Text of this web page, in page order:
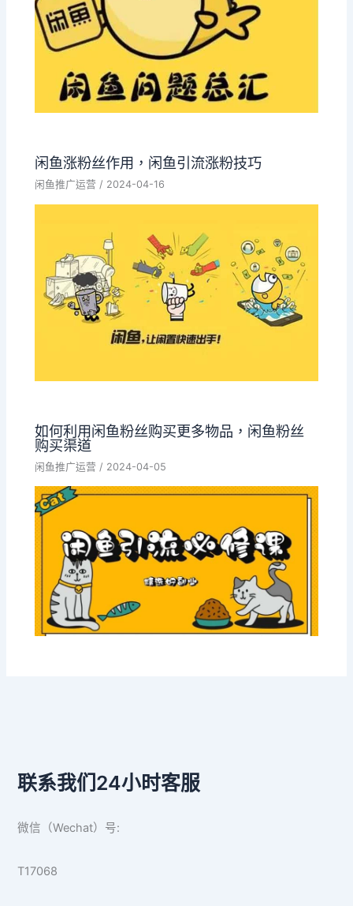
闲鱼涨粉丝作用，闲鱼引流涨粉技巧
闲鱼推广运营 / 2024-04-16
如何利用闲鱼粉丝购买更多物品，闲鱼粉丝
购买渠道
闲鱼推广运营 / 2024-04-05
联系我们24小时客服
微信（Wechat）号:
T17068